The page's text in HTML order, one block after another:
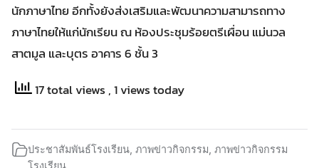
นักภาษาไทย อีกทั้งยังส่งเสริมและพัฒนาความสามารถทาง
ภาษาไทยให้แก่นักเรียน ณ ห้องประชุมร้อยตรีเผื่อน แม่นวล
สาตมูล และบุตร อาคาร 6 ชั้น 3
17 total views , 1 views today
ประชาสัมพันธ์โรงเรียน, ภาพข่าวกิจกรรม, ภาพข่าวกิจกรรม